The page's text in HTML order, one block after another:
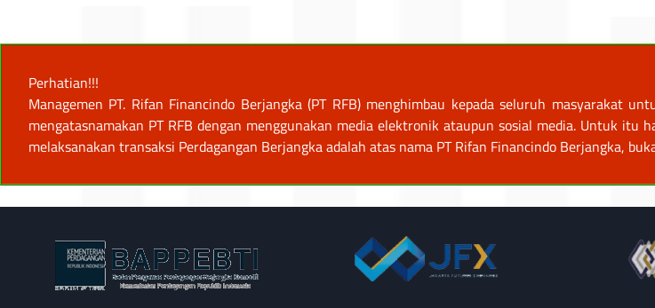
Perhatian!!!
Managemen PT. Rifan Financindo Berjangka (PT RFB) menghimbau kepada seluruh masyarakat
mengatasnamakan PT RFB dengan menggunakan media elektronik ataupun sosial media. Untuk
melaksanakan transaksi Perdagangan Berjangka adalah atas nama PT Rifan Financindo Berjangka,